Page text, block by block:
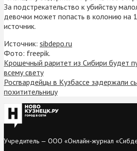
За подстрекательство к убийству
девочки может попасть в колонию на
источник.
Источник: sibdepo.ru
Фото: freepik.
Крошечный раритет из Сибири будет
всему свету
Росгвардейцы в Кузбассе задержали
похитительницу
Учредитель — ООО «Онлайн-журнал